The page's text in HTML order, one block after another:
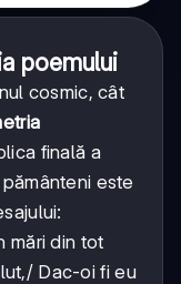
poemului
cosmic, cât
finală a
este
mări din tot
Dac-oi fi eu